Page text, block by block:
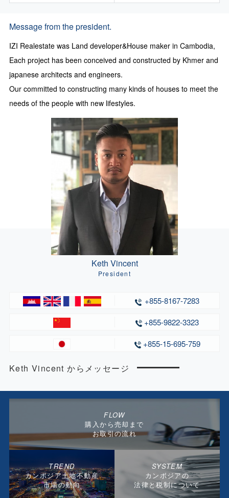
Message from the president.
IZI Realestate was Land developer&House maker in Cambodia,
Each project has been conceived and constructed by Khmer and
japanese architects and engineers.
Our committed to constructing many kinds of houses to meet the
needs of the people with new lifestyles.
Keth Vincent
President
+855-8167-7283
+855-9822-3323
+855-15-695-759
Keth Vincent からメッセージ
FLOW
購入から売却まで
お取引の流れ
TREND
カンボジア土地不動産
市場の動向
SYSTEM
カンボジアの
法律と税制について